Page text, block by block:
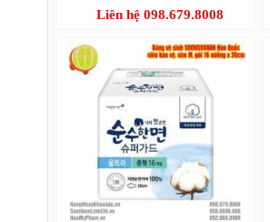
Liên hệ 098.679.8008